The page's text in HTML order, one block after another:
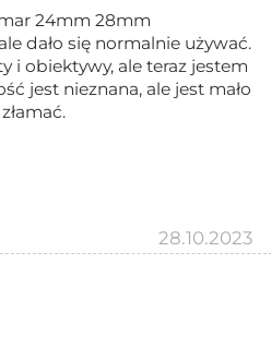
24mm 28mm
dało się normalnie używać.
i obiektywy, ale teraz jestem
jest nieznana, ale jest mało
28.10.2023